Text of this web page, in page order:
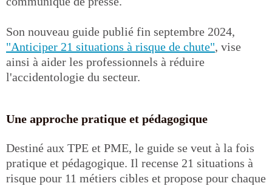
Son nouveau guide publié fin septembre 2024,
"Anticiper 21 situations à risque de chute", vise
ainsi à aider les professionnels à réduire
l'accidentologie du secteur.
Une approche pratique et pédagogique
Destiné aux TPE et PME, le guide se veut à la fois
pratique et pédagogique. Il recense 21 situations à
risque pour 11 métiers cibles et propose pour chaque